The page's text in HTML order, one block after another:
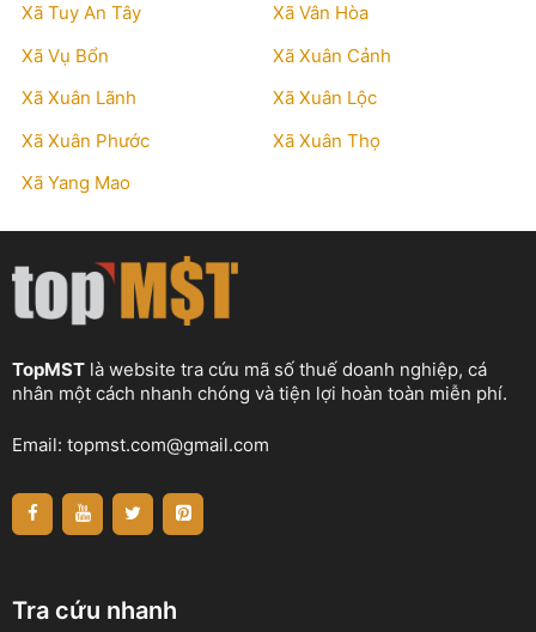
Xã Tuy An Tây
Xã Vân Hòa
Xã Vụ Bổn
Xã Xuân Cảnh
Xã Xuân Lãnh
Xã Xuân Lộc
Xã Xuân Phước
Xã Xuân Thọ
Xã Yang Mao
TopMST là website tra cứu mã số thuế doanh nghiệp, cá
nhân một cách nhanh chóng và tiện lợi hoàn toàn miễn phí.
Email: topmst.com@gmail.com
Tra cứu nhanh